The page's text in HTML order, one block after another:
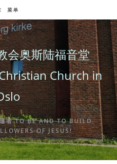
菜单
会奥斯陆福音堂
Church in
者 TO BE AND TO BUILD
OF JESUS!